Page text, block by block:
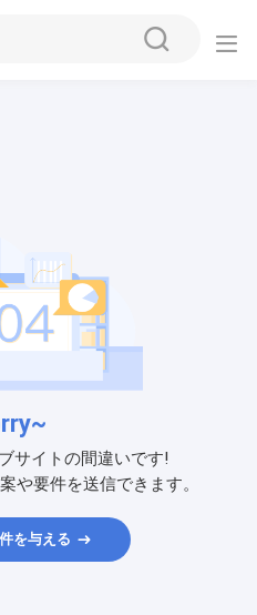
サイトの間違いです!
や要件を送信できます。
を与える